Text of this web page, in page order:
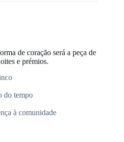
de coração será a peça de
e prémios.
do tempo
à comunidade